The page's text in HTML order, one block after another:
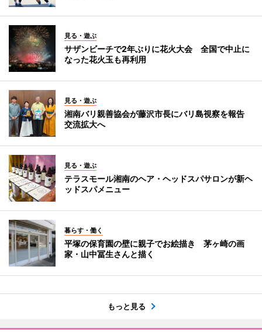
見る・遊ぶ
サザンビーチで2年ぶりに花火大会 全国で中止に
なった花火玉も再利用
見る・遊ぶ
湘南バリ親善協会が藤沢市長にバリ島視察を報告
交流拡大へ
見る・遊ぶ
テラスモール湘南のヘア・ヘッドスパサロンが新ヘ
ッドスパメニュー
暮らす・働く
平塚の保育園の壁に親子でお絵描き 茅ヶ崎の画
家・山中冨生さんと描く
もっと見る